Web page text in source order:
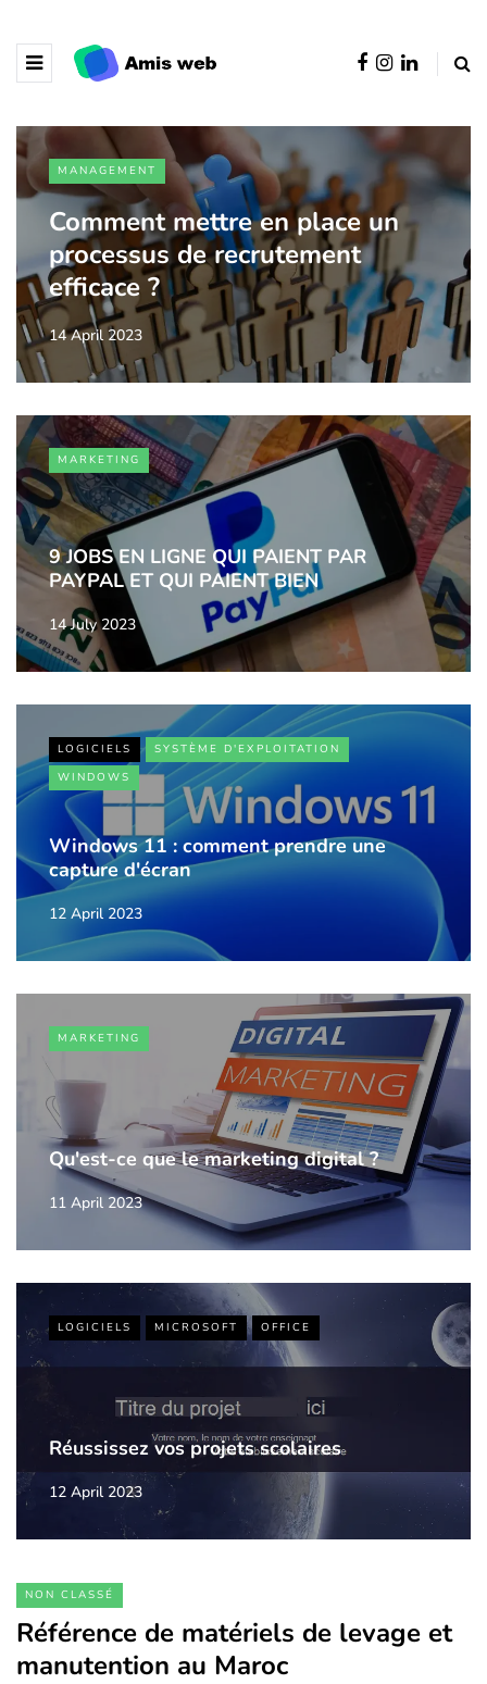
MANAGEMENT
Comment mettre en place un
processus de recrutement
efficace ?
14 April 2023
MARKETING
9 JOBS EN LIGNE QUI PAIENT PAR
PAYPAL ET QUI PAIENT BIEN
14 July 2023
LOGICIELS
SYSTÈME D'EXPLOITATION
WINDOWS
Windows 11 : comment prendre une
capture d'écran
12 April 2023
MARKETING
Qu'est-ce que le marketing digital ?
11 April 2023
LOGICIELS MICROSOFT OFFICE
Réussissez vos projets scolaires
12 April 2023
NON CLASSÉ
Référence de matériels de levage et
manutention au Maroc